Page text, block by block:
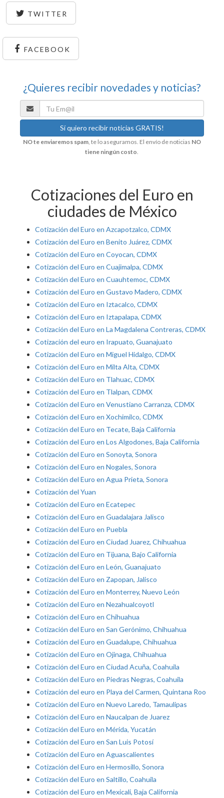
TWITTER
FACEBOOK
¿Quieres recibir novedades y noticias?
NO te enviaremos spam, te lo aseguramos. El envío de noticias NO
tiene ningún costo.
Cotizaciones del Euro en
ciudades de México
Cotización del Euro en Azcapotzalco, CDMX
Cotización del Euro en Benito Juárez, CDMX
Cotización del Euro en Coyocan, CDMX
Cotización del Euro en Cuajimalpa, CDMX
Cotización del Euro en Cuauhtemoc, CDMX
Cotización del Euro en Gustavo Madero, CDMX
Cotización del Euro en Iztacalco, CDMX
Cotización del Euro en Iztapalapa, CDMX
Cotización del Euro en La Magdalena Contreras, CDMX
Cotización del euro en Irapuato, Guanajuato
Cotización del Euro en Miguel Hidalgo, CDMX
Cotización del Euro en Milta Alta, CDMX
Cotización del Euro en Tlahuac, CDMX
Cotización del Euro en Tlalpan, CDMX
Cotización del Euro en Venustiano Carranza, CDMX
Cotización del Euro en Xochimilco, CDMX
Cotización del Euro en Tecate, Baja California
Cotización del Euro en Los Algodones, Baja California
Cotización del Euro en Sonoyta, Sonora
Cotización del Euro en Nogales, Sonora
Cotización del Euro en Agua Prieta, Sonora
Cotización del Yuan
Cotización del Euro en Ecatepec
Cotización del Euro en Guadalajara Jalisco
Cotización del Euro en Puebla
Cotización del Euro en Ciudad Juarez, Chihuahua
Cotización del Euro en Tijuana, Bajo California
Cotización del Euro en León, Guanajuato
Cotización del Euro en Zapopan, Jalisco
Cotización del Euro en Monterrey, Nuevo León
Cotización del Euro en Nezahualcoyotl
Cotización del Euro en Chihuahua
Cotización del Euro en San Gerónimo, Chihuahua
Cotización del Euro en Guadalupe, Chihuahua
Cotización del Euro en Ojinaga, Chihuahua
Cotización del Euro en Ciudad Acuña, Coahuila
Cotización del Euro en Piedras Negras, Coahuila
Cotización del euro en Playa del Carmen, Quintana Roo
Cotización del Euro en Nuevo Laredo, Tamaulipas
Cotización del Euro en Naucalpan de Juarez
Cotización del Euro en Mérida, Yucatán
Cotización del Euro en San Luis Potosí
Cotización del Euro en Aguascalientes
Cotización del Euro en Hermosillo, Sonora
Cotización del Euro en Saltillo, Coahuila
Cotización del Euro en Mexicali, Baja California